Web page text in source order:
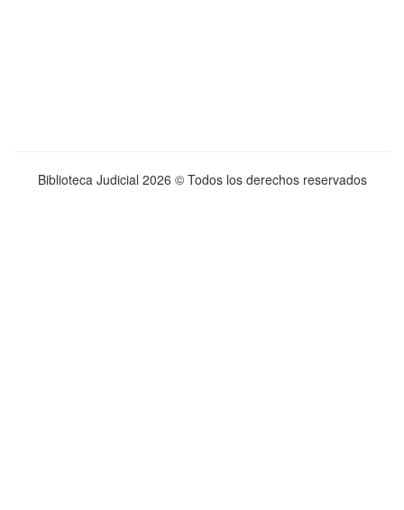
Biblioteca Judicial 2026 © Todos los derechos reservados